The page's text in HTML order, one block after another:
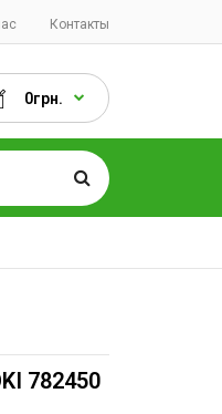
Контакты
0грн.
782450